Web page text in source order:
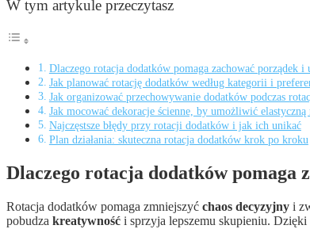
W tym artykule przeczytasz
Dlaczego rotacja dodatków pomaga zachować porządek i
Jak planować rotację dodatków według kategorii i
Jak organizować przechowywanie dodatków podczas
Jak mocować dekoracje ścienne, by umożliwić elastyczną
Najczęstsze błędy przy rotacji dodatków i jak ich unikać
Plan działania: skuteczna rotacja dodatków krok po kroku
Dlaczego rotacja dodatków pomaga
Rotacja dodatków pomaga zmniejszyć chaos decyzyjny i
pobudza kreatywność i sprzyja lepszemu skupieniu.